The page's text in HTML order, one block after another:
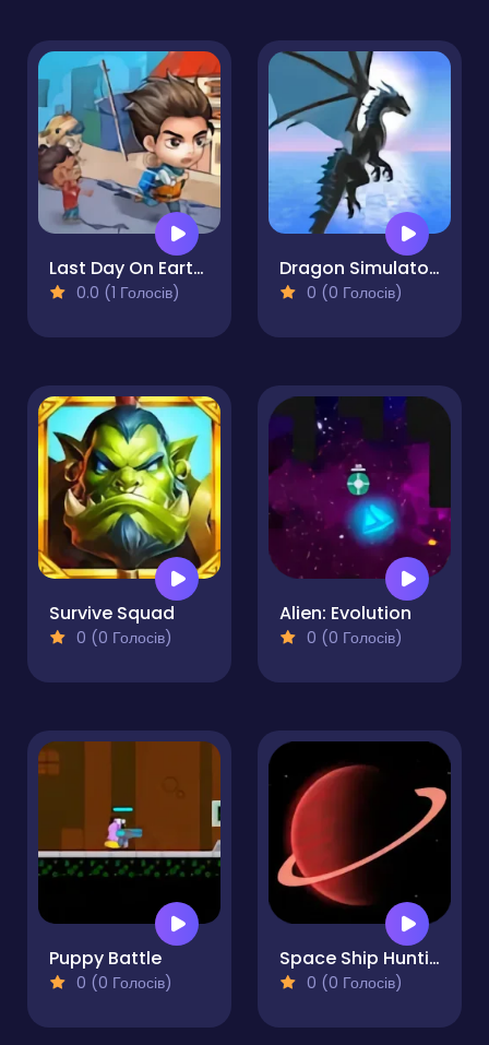
Last Day On Earth Survival
0.0 (1 Голосів)
Dragon Simulator 3D
0 (0 Голосів)
Survive Squad
0 (0 Голосів)
Alien: Evolution
0 (0 Голосів)
Puppy Battle
0 (0 Голосів)
Space Ship Hunting
0 (0 Голосів)